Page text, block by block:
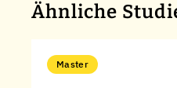
Ähnliche
Master